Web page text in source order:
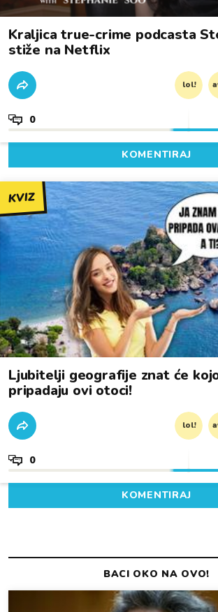
Kraljica true-crime podcasta
stiže na Netflix
lol!
0
KOMENTIRAJ
KVIZ
Ljubitelji geografije znat će
pripadaju ovi otoci!
lol!
0
KOMENTIRAJ